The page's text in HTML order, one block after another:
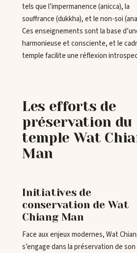
tels que l’impermanence (anicca), la
souffrance (dukkha), et le non-soi
Ces enseignements sont la base
harmonieuse et consciente, et le
temple facilite une réflexion
Les efforts de
préservation du
temple Wat
Man
Initiatives de
conservation de Wat
Chiang Man
Face aux enjeux modernes, Wat
s’engage dans la préservation de son